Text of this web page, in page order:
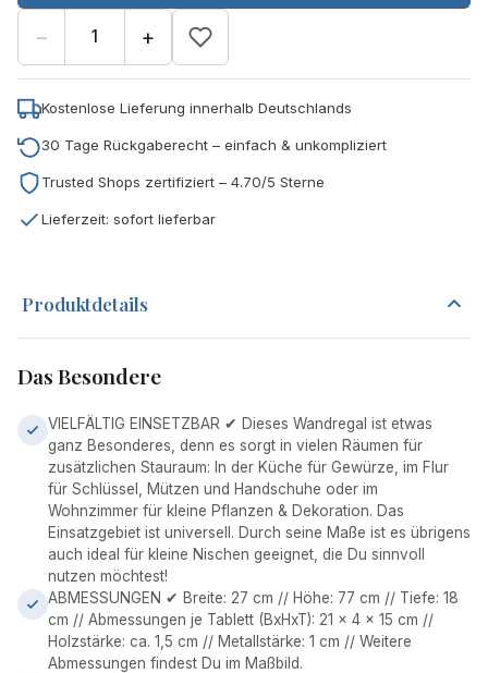
− +
Kostenlose Lieferung innerhalb Deutschlands
30 Tage Rückgaberecht – einfach & unkompliziert
Trusted Shops zertifiziert – 4.70/5 Sterne
Lieferzeit: sofort lieferbar
Produktdetails
Das Besondere
VIELFÄLTIG EINSETZBAR ✔ Dieses Wandregal ist etwas
ganz Besonderes, denn es sorgt in vielen Räumen für
zusätzlichen Stauraum: In der Küche für Gewürze, im Flur
für Schlüssel, Mützen und Handschuhe oder im
Wohnzimmer für kleine Pflanzen & Dekoration. Das
Einsatzgebiet ist universell. Durch seine Maße ist es übrigens
auch ideal für kleine Nischen geeignet, die Du sinnvoll
nutzen möchtest!
ABMESSUNGEN ✔ Breite: 27 cm // Höhe: 77 cm // Tiefe: 18
cm // Abmessungen je Tablett (BxHxT): 21 x 4 x 15 cm //
Holzstärke: ca. 1,5 cm // Metallstärke: 1 cm // Weitere
Abmessungen findest Du im Maßbild.